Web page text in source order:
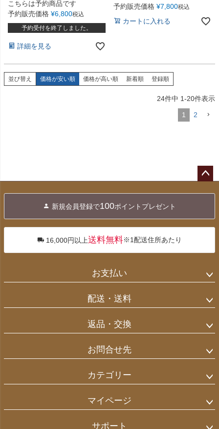
こちらは予約商品です
予約販売価格 ¥6,800税込
予約受付を終了しました。
詳細を見る
予約販売価格 ¥7,800税込
カートに入れる
並び替え 価格が安い順 価格が高い順 新着順 登録順
24件中 1-20件表示
1 2
へ
新規会員登録で100ポイントプレゼント
16,000円以上送料無料※1配送住所あたり
お支払い
配送・送料
返品・交換
お問合せ先
カテゴリー
マイページ
サポート